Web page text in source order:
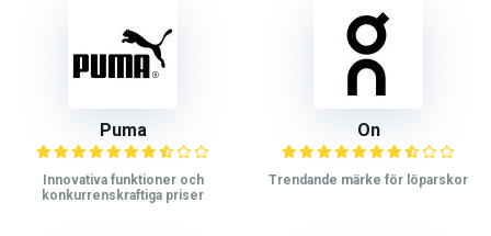
Puma
Innovativa funktioner och
konkurrenskraftiga priser
On
Trendande märke för löparskor